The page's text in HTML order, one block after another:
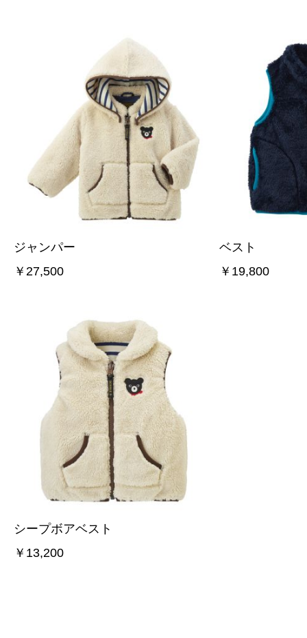
ジャンパー
￥27,500
ベスト
￥19,800
シープボアベスト
￥13,200